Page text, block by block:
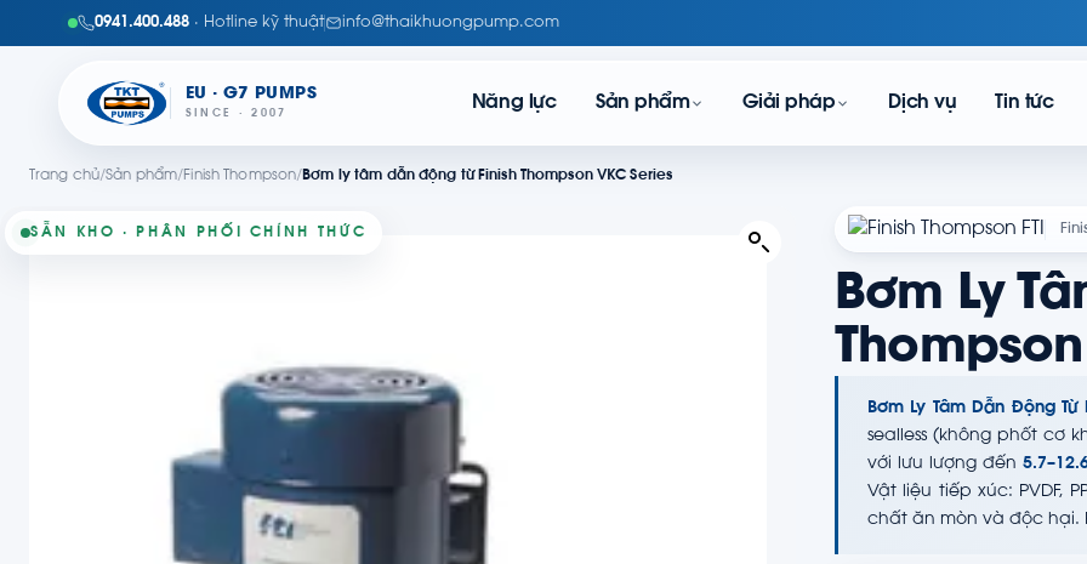
0941.400.488 · Hotline kỹ thuật info@thaikhuongpump.com
EU · G7 PUMPS
SINCE · 2007
Năng lực Sản phẩm Giải pháp Dịch vụ Tin tức
Trang chủ/Sản phẩm/Finish Thompson/Bơm ly tâm dẫn động từ Finish Thompson VKC Series
SẴN KHO · PHÂN PHỐI CHÍNH THỨC
Bơm Ly
Bơm Ly Tâm Dẫn Động Từ
sealless (không phốt cơ
với lưu lượng đến
Vật liệu tiếp xúc: PVDF,
chất ăn mòn và độc hại.